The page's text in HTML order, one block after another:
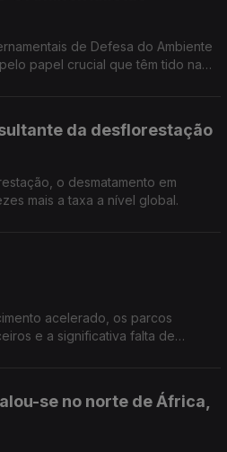
de Defesa do Ambiente
papel crucial que têm tido na
da desflorestação
o desmatamento em
mais a taxa a nível global.
acelerado, os parcos
e a significativa falta de
se no norte de África,